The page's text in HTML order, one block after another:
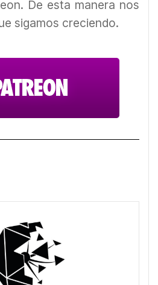
De esta manera nos
sigamos creciendo.